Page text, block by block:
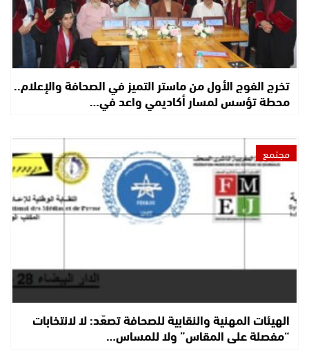
تخرج الفوج الأول من ماستر التميز في الصحافة والإعلام..
محطة تؤسس لمسار أكاديمي واعد في…
مجتمع
الهيئات المهنية والنقابية للصحافة تصعّد: لا لانتخابات
“مفصلة على المقاس” ولا للمساس…